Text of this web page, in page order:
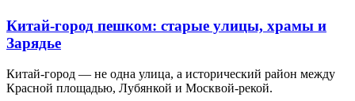
Китай-город пешком: старые улицы, храмы и
Зарядье
Китай-город — не одна улица, а исторический район между
Красной площадью, Лубянкой и Москвой-рекой.